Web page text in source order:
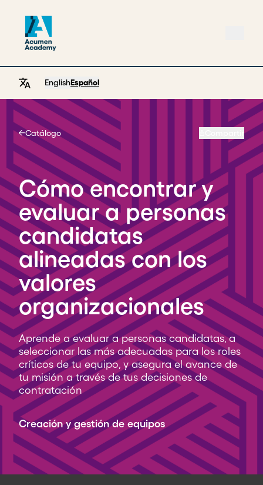
EnglishEspañol
Catálogo
Home
Cómo encontrar y
evaluar a personas
candidatas
alineadas con los
valores
organizacionales
Aprende a evaluar a personas candidatas, a
seleccionar las más adecuadas para los roles
críticos de tu equipo, y asegura el avance de
tu misión a través de tus decisiones de
contratación
Creación y gestión de equipos